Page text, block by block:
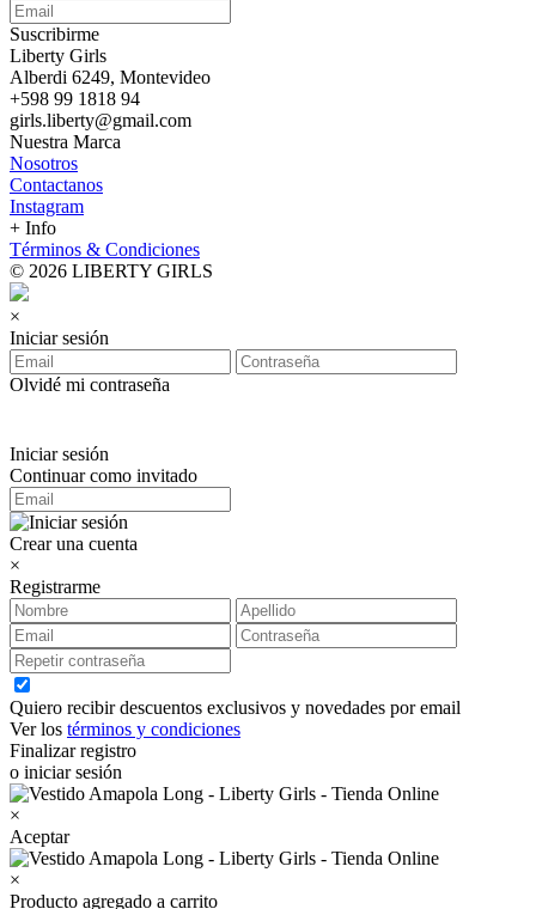
Suscribirme
Liberty Girls
Alberdi 6249, Montevideo
+598 99 1818 94
girls.liberty@gmail.com
Nuestra Marca
Nosotros
Contactanos
Instagram
+ Info
Términos & Condiciones
© 2026 LIBERTY GIRLS
×
Iniciar sesión
Olvidé mi contraseña
Iniciar sesión
Continuar como invitado
Crear una cuenta
×
Registrarme
Quiero recibir descuentos exclusivos y novedades por email
Ver los términos y condiciones
Finalizar registro
o iniciar sesión
×
Aceptar
×
Producto agregado a carrito